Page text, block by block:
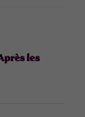
les